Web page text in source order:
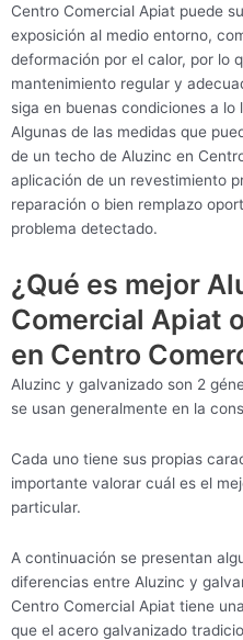
Centro Comercial Apiat puede
exposición al medio entorno,
deformación por el calor, por lo
mantenimiento regular y
siga en buenas condiciones a
Algunas de las medidas que
de un techo de Aluzinc en
aplicación de un revestimiento
reparación o bien remplazo
problema detectado.
¿Qué es mejor
Comercial Apiat
en Centro
Aluzinc y galvanizado son 2
se usan generalmente en la
Cada uno tiene sus propias
importante valorar cuál es el
particular.
A continuación se presentan
diferencias entre Aluzinc y
Centro Comercial Apiat tiene
que el acero galvanizado